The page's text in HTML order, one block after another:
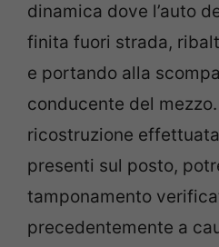
dinamica dove l’auto
finita fuori strada,
e portando alla
conducente del
ricostruzione
presenti sul posto,
tamponamento
precedentemente a